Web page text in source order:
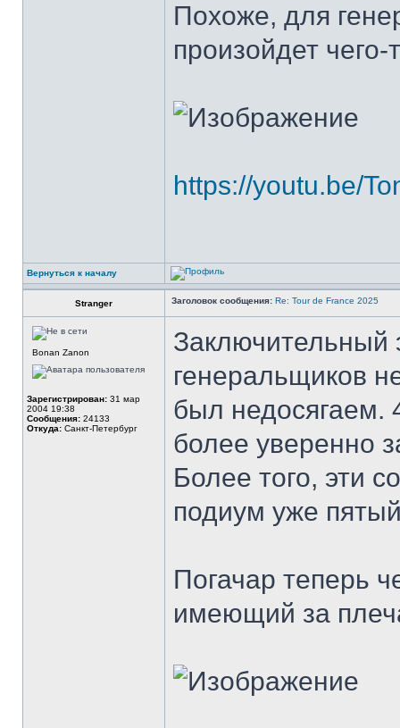
Похоже, для
произойдет
https://youtu.be/
Вернуться к началу
Stranger Заголовок сообщения: Re: Tour de France 2025
Bonan Zanon
Зарегистрирован: 31 мар
2004 19:38
Сообщения: 24133
Откуда: Санкт-Петербург
Заключительный
генеральщиков
был недосягаем.
более уверенно
Более того, эти
подиум уже
Погачар теперь
имеющий за